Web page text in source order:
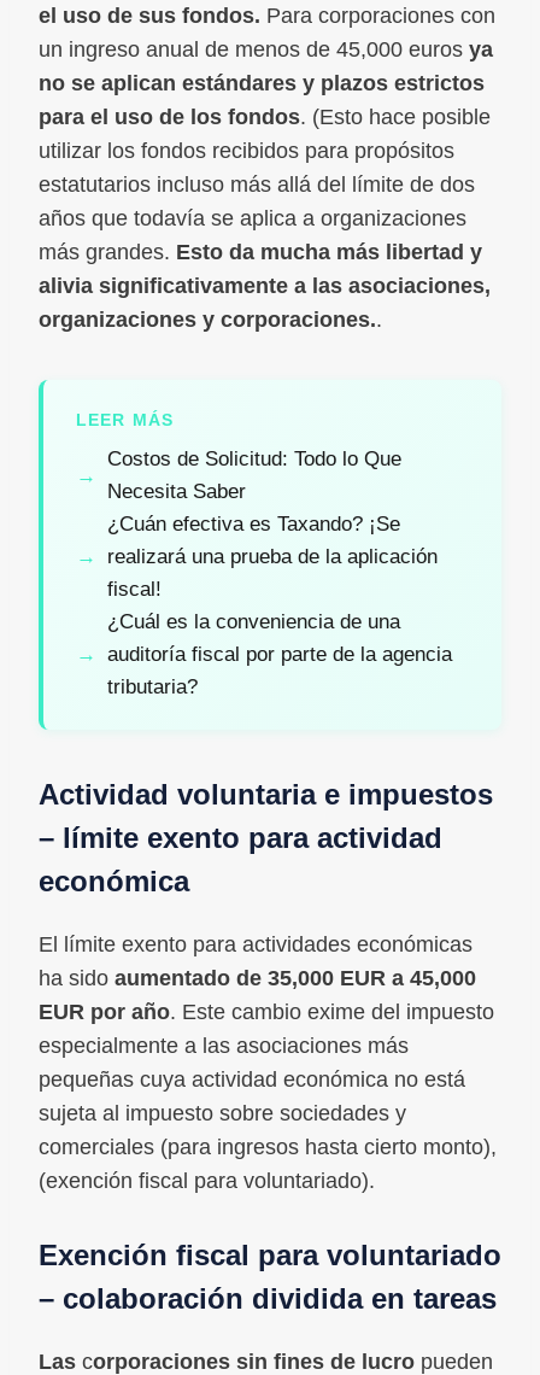
el uso de sus fondos. Para corporaciones con
un ingreso anual de menos de 45,000 euros ya
no se aplican estándares y plazos estrictos
para el uso de los fondos. (Esto hace posible
utilizar los fondos recibidos para propósitos
estatutarios incluso más allá del límite de dos
años que todavía se aplica a organizaciones
más grandes. Esto da mucha más libertad y
alivia significativamente a las asociaciones,
organizaciones y corporaciones..
LEER MÁS
Costos de Solicitud: Todo lo Que
Necesita Saber
¿Cuán efectiva es Taxando? ¡Se
realizará una prueba de la aplicación
fiscal!
¿Cuál es la conveniencia de una
auditoría fiscal por parte de la agencia
tributaria?
Actividad voluntaria e impuestos
– límite exento para actividad
económica
El límite exento para actividades económicas
ha sido aumentado de 35,000 EUR a 45,000
EUR por año. Este cambio exime del impuesto
especialmente a las asociaciones más
pequeñas cuya actividad económica no está
sujeta al impuesto sobre sociedades y
comerciales (para ingresos hasta cierto monto),
(exención fiscal para voluntariado).
Exención fiscal para voluntariado
– colaboración dividida en tareas
Las corporaciones sin fines de lucro pueden